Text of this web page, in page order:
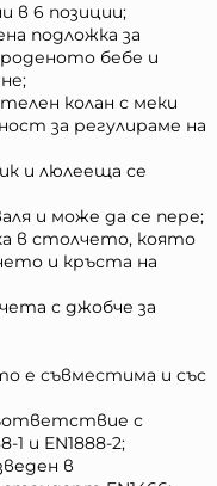
в 6 позиции;
подложка за
бебе и
колан с меки
за регулираме на
и люлееща се
и може да се пере;
в столчето, която
и кръста на
с джобче за
е съвместима и със
с
и EN1888-2;
в